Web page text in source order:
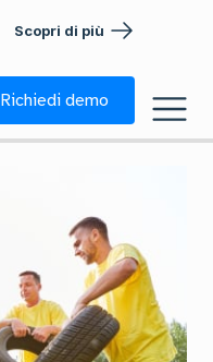
Scopri di più
Richiedi demo